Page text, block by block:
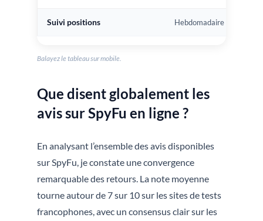
Suivi positions Hebdomadaire
Balayez le tableau sur mobile.
Que disent globalement les
avis sur SpyFu en ligne ?
En analysant l’ensemble des avis disponibles
sur SpyFu, je constate une convergence
remarquable des retours. La note moyenne
tourne autour de 7 sur 10 sur les sites de tests
francophones, avec un consensus clair sur les